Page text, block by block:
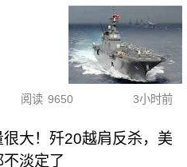
阅读 9650 3小时前
很大！歼20越肩反杀，美
不淡定了